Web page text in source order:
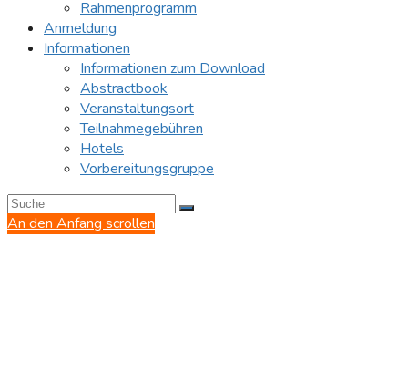
Rahmenprogramm
Anmeldung
Informationen
Informationen zum Download
Abstractbook
Veranstaltungsort
Teilnahmegebühren
Hotels
Vorbereitungsgruppe
An den Anfang scrollen